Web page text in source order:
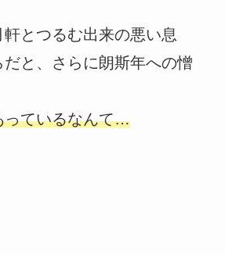
とつるむ出来の悪い息
と、さらに朗斯年への憎
っているなんて…